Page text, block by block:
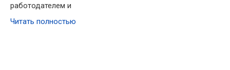
работодателем и
Читать полностью